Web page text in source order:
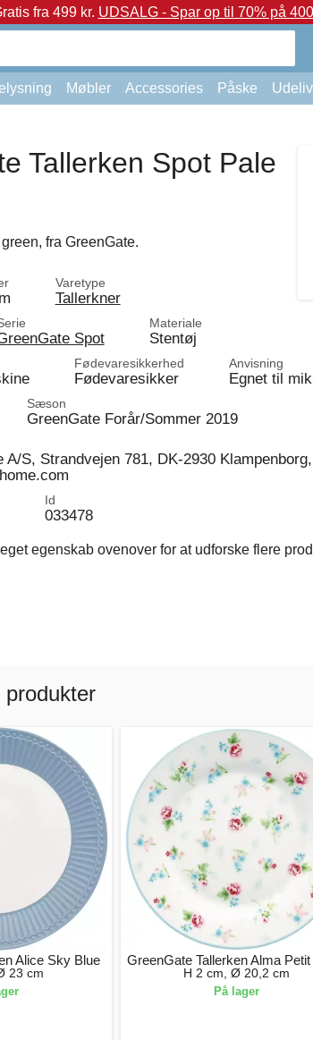
fra 499 kr. UDSALG - Spar op til 70% på
Møbler Accessories Påske Udeliv
Tallerken Spot Pale
fra GreenGate.
Varetype
Tallerkner
Spot
Materiale
Stentøj
Fødevaresikkerhed
Fødevaresikker
Anvisning
Egnet til
Sæson
GreenGate Forår/Sommer 2019
A/S, Strandvejen 781, DK-2930
Id
033478
egenskab ovenover for at udforske flere
produkter
Alice Sky Blue
23 cm
GreenGate Tallerken Alma
H 2 cm, Ø 20,2 cm
På lager